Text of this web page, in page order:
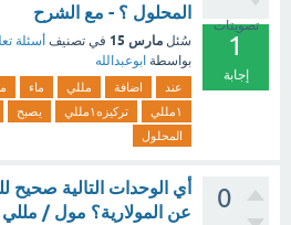
تصويتات
1
إجابة
المحلول ؟ - مع الشرح
سُئل مارس 15 في تصنيف أسئلة
بواسطة ابوعبدالله
عند اضافة مللي ماء
١مللي
تركيزه١مللي يصبح
المحلول
0
أي الوحدات التالية صحيح
عن المولارية؟ مول / مللي